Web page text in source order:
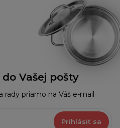
Vašej pošty
rady priamo na Váš e-mail
Prihlásiť sa